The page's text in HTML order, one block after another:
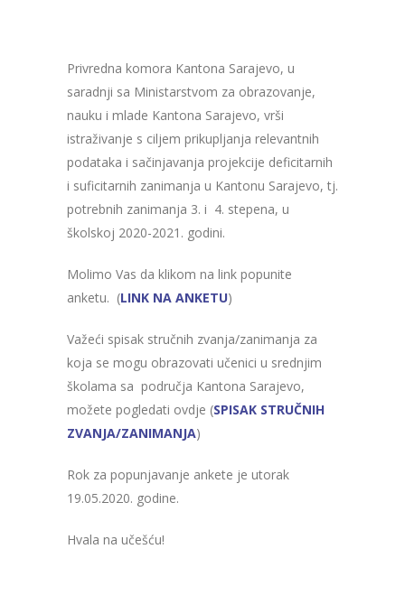
Privredna komora Kantona Sarajevo, u
saradnji sa Ministarstvom za obrazovanje,
nauku i mlade Kantona Sarajevo, vrši
istraživanje s ciljem prikupljanja relevantnih
podataka i sačinjavanja projekcije deficitarnih
i suficitarnih zanimanja u Kantonu Sarajevo, tj.
potrebnih zanimanja 3. i 4. stepena, u
školskoj 2020-2021. godini.
Molimo Vas da klikom na link popunite
anketu. (LINK NA ANKETU)
Važeći spisak stručnih zvanja/zanimanja za
koja se mogu obrazovati učenici u srednjim
školama sa područja Kantona Sarajevo,
možete pogledati ovdje (SPISAK STRUČNIH
ZVANJA/ZANIMANJA)
Rok za popunjavanje ankete je utorak
19.05.2020. godine.
Hvala na učešću!